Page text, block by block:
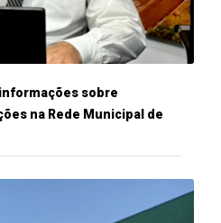
sobre
na Rede Municipal de